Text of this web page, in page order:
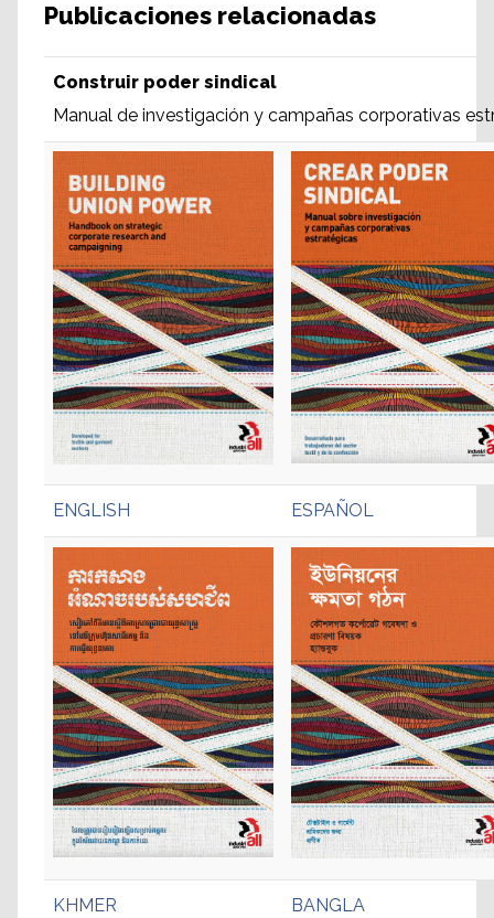
Publicaciones relacionadas
Construir poder sindical
Manual de investigación y campañas corporativas
ENGLISH ESPAÑOL
KHMER BANGLA